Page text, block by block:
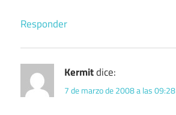
Responder
Kermitdice:
7 de marzo de 2008 a las 09:28